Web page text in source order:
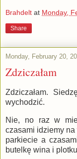
Brahdelt at Monday,
Share
Monday, February 20,
Zdziczałam
Zdziczałam.
wychodzić.
Nie, no raz w
czasami idziemy
parkiecie a
butelkę wina i